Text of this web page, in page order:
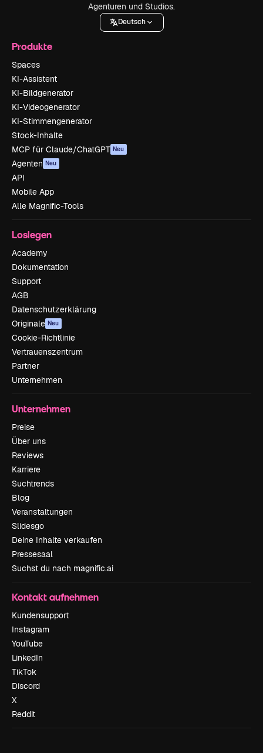
Agenturen und Studios.
Deutsch
Produkte
Spaces
KI-Assistent
KI-Bildgenerator
KI-Videogenerator
KI-Stimmengenerator
Stock-Inhalte
MCP für Claude/ChatGPT Neu
Agenten Neu
API
Mobile App
Alle Magnific-Tools
Loslegen
Academy
Dokumentation
Support
AGB
Datenschutzerklärung
Originale Neu
Cookie-Richtlinie
Vertrauenszentrum
Partner
Unternehmen
Unternehmen
Preise
Über uns
Reviews
Karriere
Suchtrends
Blog
Veranstaltungen
Slidesgo
Deine Inhalte verkaufen
Pressesaal
Suchst du nach magnific.ai
Kontakt aufnehmen
Kundensupport
Instagram
YouTube
LinkedIn
TikTok
Discord
X
Reddit